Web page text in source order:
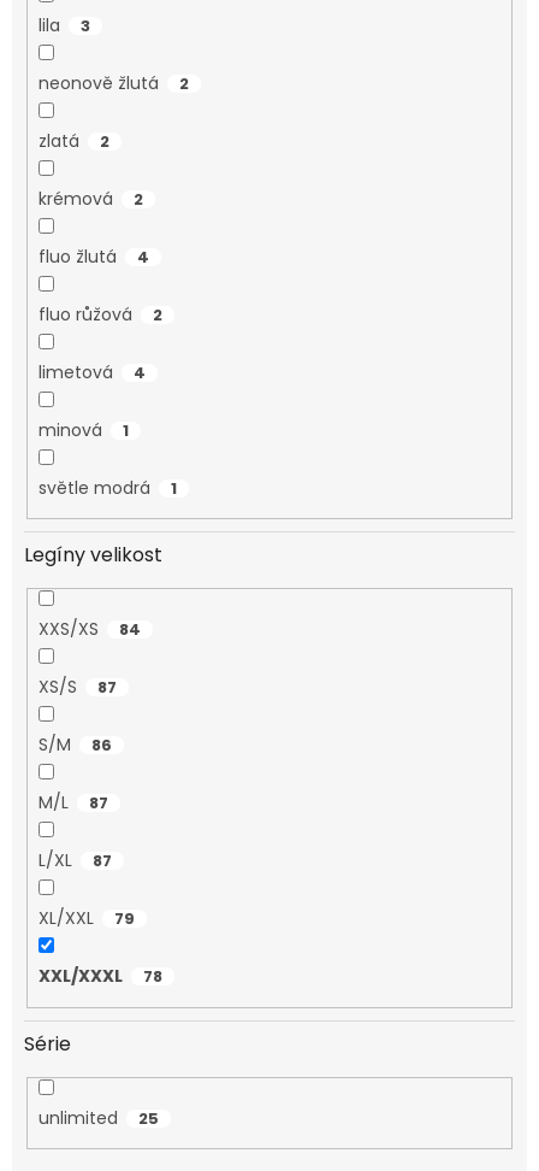
lila 3
neonově žlutá 2
zlatá 2
krémová 2
fluo žlutá 4
fluo růžová 2
limetová 4
minová 1
světle modrá 1
Legíny velikost
XXS/XS 84
XS/S 87
S/M 86
M/L 87
L/XL 87
XL/XXL 79
XXL/XXXL 78
Série
unlimited 25